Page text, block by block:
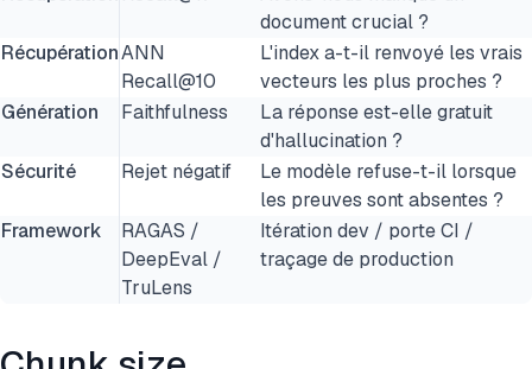
document crucial ?
RécupérationANN
Recall@10
L'index a-t-il renvoyé les vrais
vecteurs les plus proches ?
Génération
Faithfulness
La réponse est-elle gratuit
d'hallucination ?
Sécurité
Rejet négatif
Le modèle refuse-t-il lorsque
les preuves sont absentes ?
Framework
RAGAS /
DeepEval /
TruLens
Itération dev / porte CI /
traçage de production